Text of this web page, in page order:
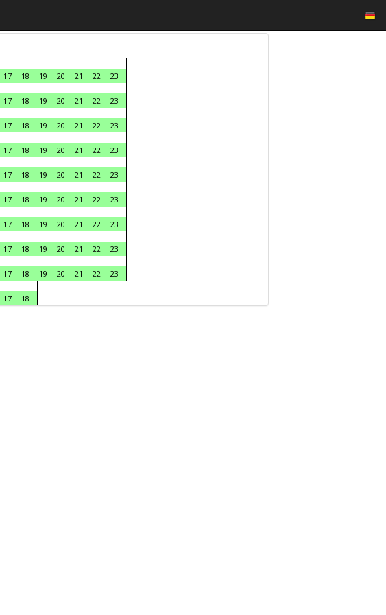
17 18 19 20 21 22
23
17 18 19 20 21 22
23
17 18 19 20 21 22
23
17 18 19 20 21 22
23
17 18 19 20 21 22
23
17 18 19 20 21 22
23
17 18 19 20 21 22
23
17 18 19 20 21 22
23
17 18 19 20 21 22
23
17 18